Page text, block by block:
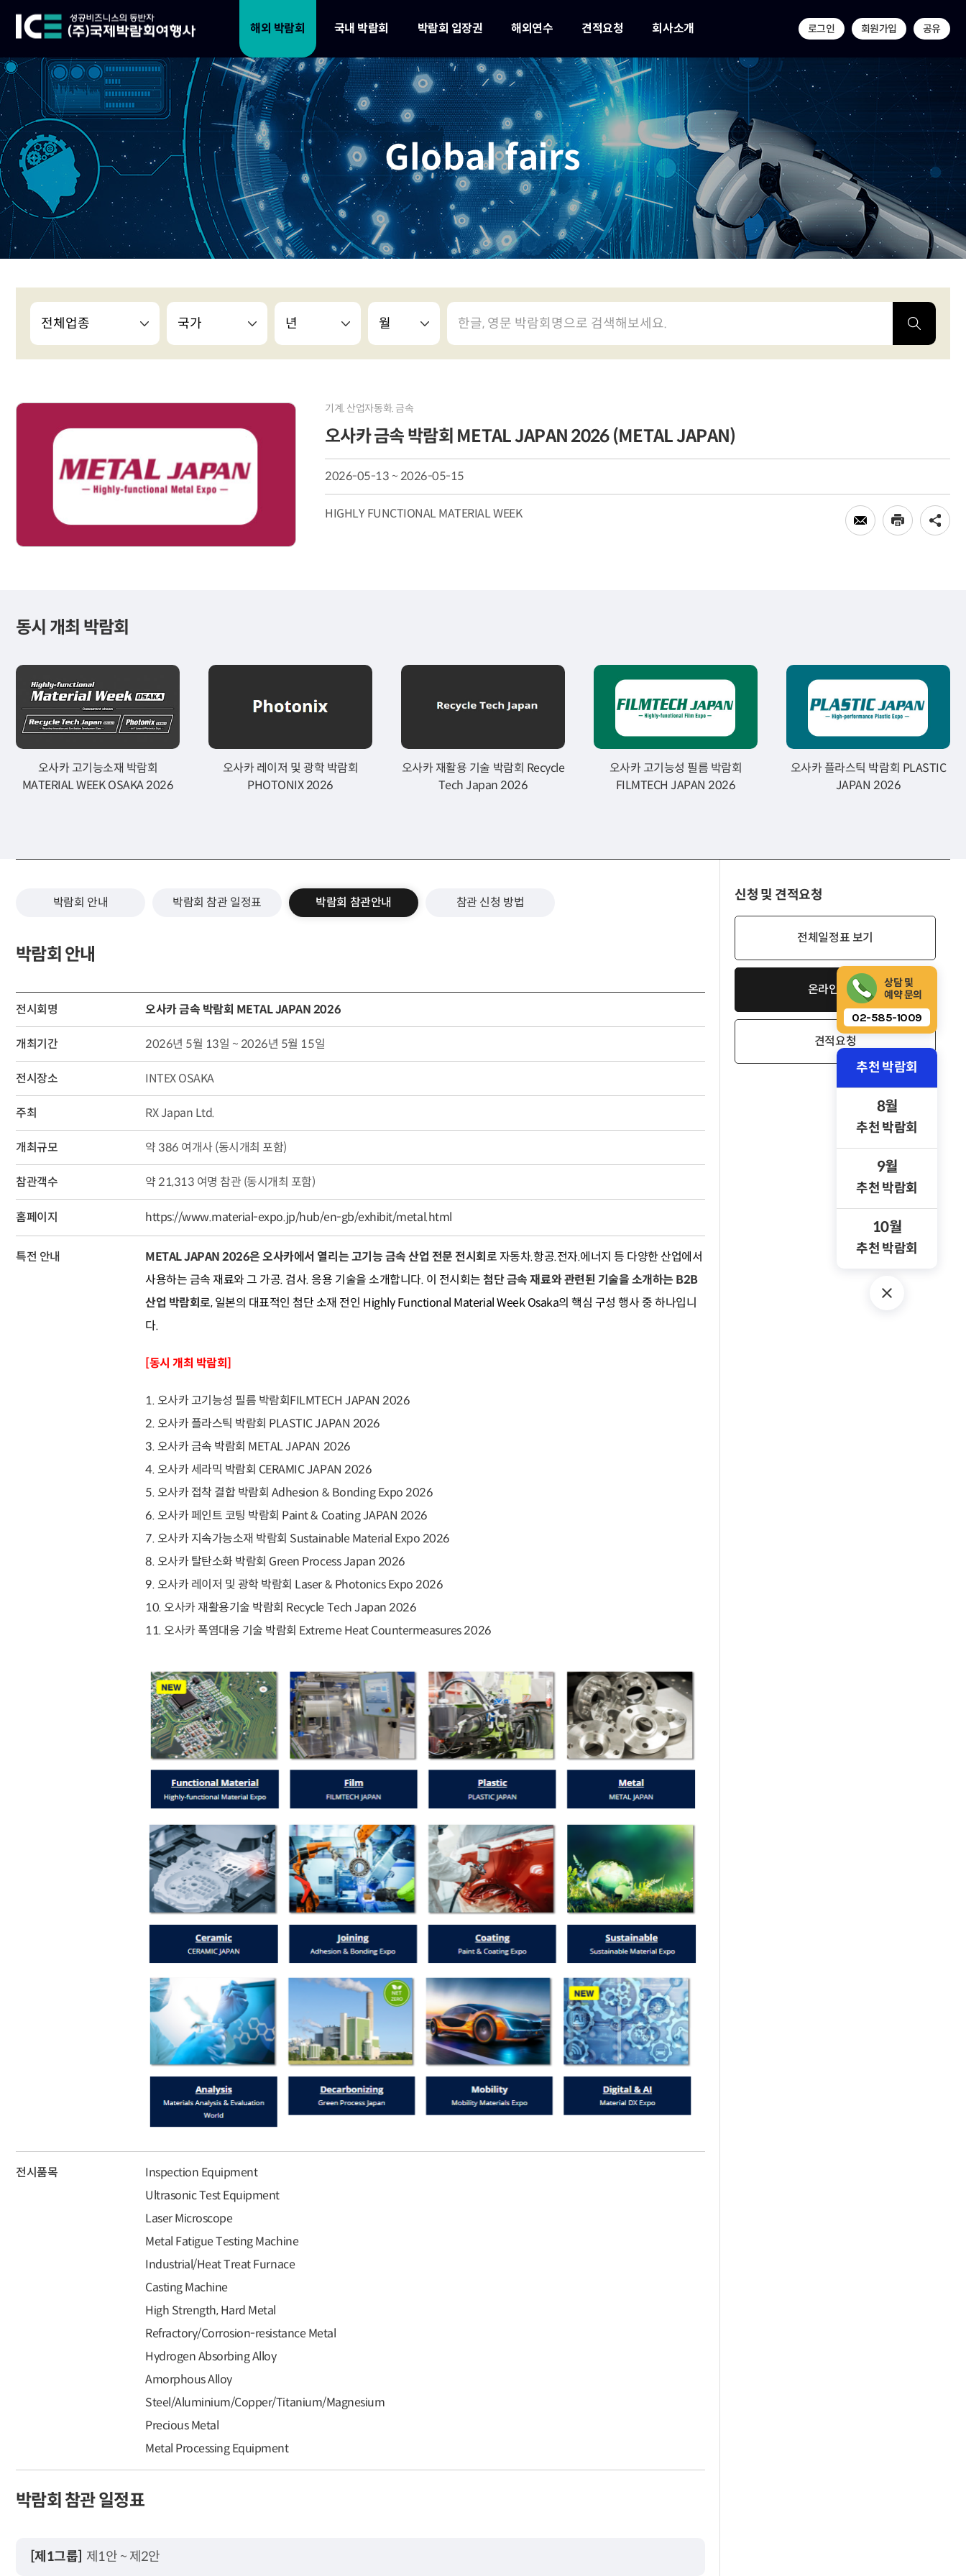
해외 박람회 국내 박람회 박람회 입장권 해외연수 견적요청 회사소개 로그인 회원가입 공유
Global fairs
기계. 산업자동화. 금속
오사카 금속 박람회 METAL JAPAN 2026 (METAL JAPAN)
2026-05-13 ~ 2026-05-15
HIGHLY FUNCTIONAL MATERIAL WEEK
동시 개최 박람회
오사카 고기능소재 박람회
MATERIAL WEEK OSAKA 2026
오사카 레이저 및 광학 박람회
PHOTONIX 2026
오사카 재활용 기술 박람회 Recycle
Tech Japan 2026
오사카 고기능성 필름 박람회
FILMTECH JAPAN 2026
오사카 플라스틱 박람회 PLASTIC
JAPAN 2026
박람회 안내 박람회 참관 일정표 박람회 참관안내 참관 신청 방법
박람회 안내
전시회명 오사카 금속 박람회 METAL JAPAN 2026
개최기간 2026년 5월 13일 ~ 2026년 5월 15일
전시장소 INTEX OSAKA
주최 RX Japan Ltd.
개최규모 약 386 여개사 (동시개최 포함)
참관객수 약 21,313 여명 참관 (동시개최 포함)
홈페이지 https://www.material-expo.jp/hub/en-gb/exhibit/metal.html
특전 안내 METAL JAPAN 2026은 오사카에서 열리는 고기능 금속 산업 전문 전시회로 자동차.항공.전자.에너지 등 다양한 산업에서
사용하는 금속 재료와 그 가공. 검사. 응용 기술을 소개합니다. 이 전시회는첨단 금속 재료와 관련된 기술을 소개하는 B2B
산업 박람회로, 일본의 대표적인 첨단 소재 전인 Highly Functional Material Week Osaka의 핵심 구성 행사 중 하나입니
다.
[동시 개최 박람회]
1. 오사카 고기능성 필름 박람회FILMTECH JAPAN 2026
2. 오사카 플라스틱 박람회 PLASTIC JAPAN 2026
3. 오사카 금속 박람회 METAL JAPAN 2026
4. 오사카 세라믹 박람회 CERAMIC JAPAN 2026
5. 오사카 접착 결합 박람회 Adhesion & Bonding Expo 2026
6. 오사카 페인트 코팅 박람회 Paint & Coating JAPAN 2026
7. 오사카 지속가능소재 박람회 Sustainable Material Expo 2026
8. 오사카 탈탄소화 박람회 Green Process Japan 2026
9. 오사카 레이저 및 광학 박람회 Laser & Photonics Expo 2026
10. 오사카 재활용기술 박람회 Recycle Tech Japan 2026
11. 오사카 폭염대응 기술 박람회 Extreme Heat Countermeasures 2026
전시품목
Inspection Equipment
Ultrasonic Test Equipment
Laser Microscope
Metal Fatigue Testing Machine
Industrial/Heat Treat Furnace
Casting Machine
High Strength, Hard Metal
Refractory/Corrosion-resistance Metal
Hydrogen Absorbing Alloy
Amorphous Alloy
Steel/Aluminium/Copper/Titanium/Magnesium
Precious Metal
Metal Processing Equipment
박람회 참관 일정표
[제1그룹] 제1안 ~ 제2안
신청 및 견적요청
전체일정표 보기
온라인 신청
견적요청
상담 및
예약 문의
02-585-1009
추천 박람회
8월
추천 박람회
9월
추천 박람회
10월
추천 박람회